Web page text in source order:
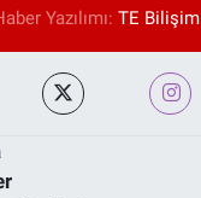
Yazılımı: TE Bilişim